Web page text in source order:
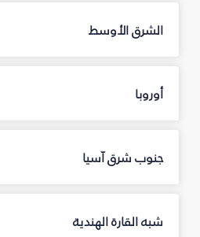
الشرق الأوسط
أوروبا
جنوب شرق آسيا
شبه القارة الهندية